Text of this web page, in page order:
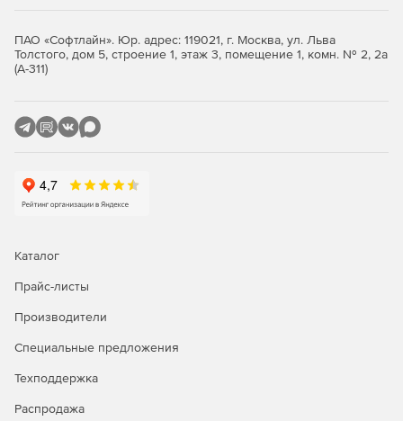
Автоматический и запланированный вывод
Удаленная настройка имен компьютеров, IP-адресов,
Полнофункциональное удаленное управление
Удаленное восстановление ключей продуктов.
доменами и рабочими группами.
Задачи администрирования можно выполнять
Мастер настройки для быстрого начала работы.
ПАО «Софтлайн». Юр. адрес: 119021, г. Москва, ул. Льва
Толстого, дом 5, строение 1, этаж 3, помещение 1, комн. № 2, 2а
(А-311)
Каталог
Прайс-листы
Производители
Специальные предложения
Техподдержка
Распродажа